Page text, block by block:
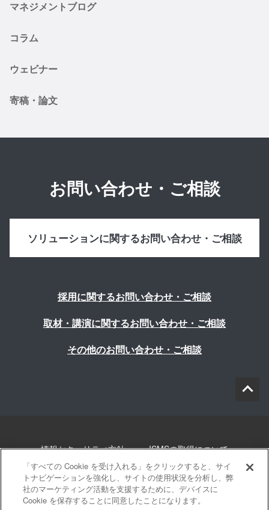
マネジメントブログ
コラム
ウェビナー
寄稿・論文
お問い合わせ・ご相談
ソリューションに関するお問い合わせ・ご相談
採用に関するお問い合わせ・ご相談
取材・講演に関するお問い合わせ・ご相談
その他のお問い合わせ・ご相談
情報セキュリティ方針 ISMSの取得について
個人情報について 勧誘方針 このサイトについて
サイトマップ
「すべての Cookie を受け入れる」をクリックすると、サイ
トナビゲーションを強化し、サイトの使用状況を分析し、弊
社のマーケティング活動を支援するために、デバイスに
Cookie を保存することに同意したことになります。